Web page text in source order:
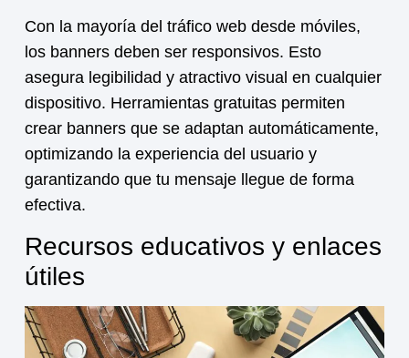
Con la mayoría del tráfico web desde móviles,
los banners deben ser responsivos. Esto
asegura legibilidad y atractivo visual en cualquier
dispositivo. Herramientas gratuitas permiten
crear banners que se adaptan automáticamente,
optimizando la experiencia del usuario y
garantizando que tu mensaje llegue de forma
efectiva.
Recursos educativos y enlaces
útiles